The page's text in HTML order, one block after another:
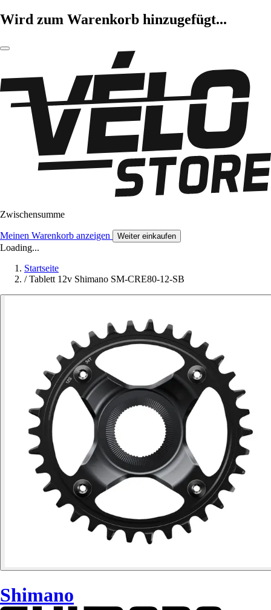
Wird zum Warenkorb hinzugefügt...
Zwischensumme
Meinen Warenkorb anzeigen Weiter einkaufen
Loading...
Startseite
/ Tablett 12v Shimano SM-CRE80-12-SB
Shimano